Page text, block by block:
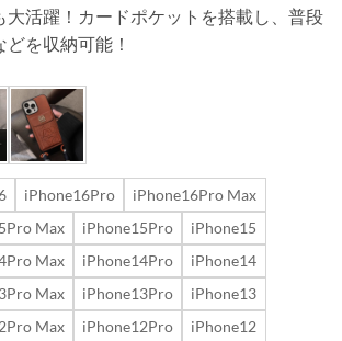
大活躍！カードポケットを搭載し、普段
を収納可能！
iPhone16Pro
iPhone16Pro Max
Max
iPhone15Pro
iPhone15
Max
iPhone14Pro
iPhone14
Max
iPhone13Pro
iPhone13
Max
iPhone12Pro iPhone12